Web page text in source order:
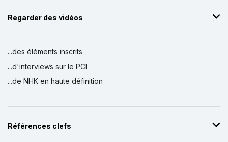
Regarder des vidéos
...des éléments inscrits
...d'interviews sur le PCI
...de NHK en haute définition
Références clefs